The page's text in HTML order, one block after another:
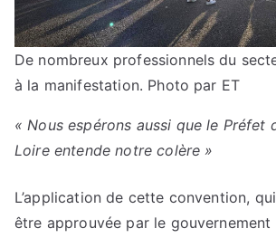
De nombreux professionnels du
à la manifestation. Photo par ET
« Nous espérons aussi que le Préfet
Loire entende notre colère »
L’application de cette convention,
être approuvée par le gouvernement